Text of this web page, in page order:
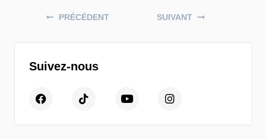
Posts navigation
PRÉCÉDENT SUIVANT
Suivez-nous